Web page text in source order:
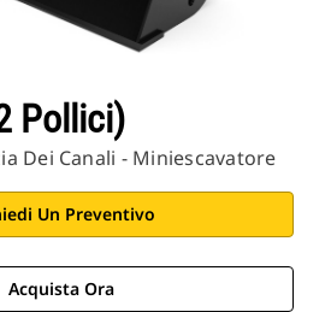
Pollici)
Dei Canali - Miniescavatore
Un Preventivo
Acquista Ora